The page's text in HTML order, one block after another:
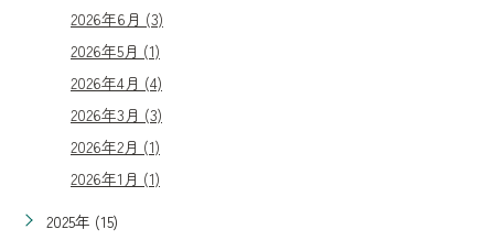
2026年6月 (3)
2026年5月 (1)
2026年4月 (4)
2026年3月 (3)
2026年2月 (1)
2026年1月 (1)
2025年 (15)